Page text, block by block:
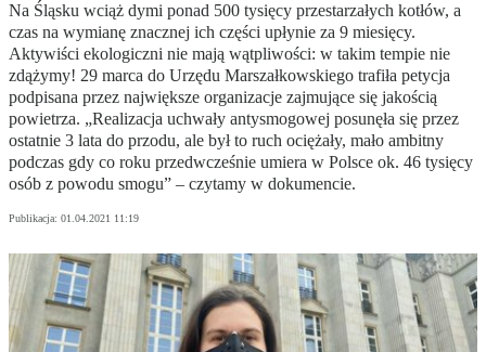
Na Śląsku wciąż dymi ponad 500 tysięcy przestarzałych kotłów, a
czas na wymianę znacznej ich części upłynie za 9 miesięcy.
Aktywiści ekologiczni nie mają wątpliwości: w takim tempie nie
zdążymy! 29 marca do Urzędu Marszałkowskiego trafiła petycja
podpisana przez największe organizacje zajmujące się jakością
powietrza. „Realizacja uchwały antysmogowej posunęła się przez
ostatnie 3 lata do przodu, ale był to ruch ociężały, mało ambitny
podczas gdy co roku przedwcześnie umiera w Polsce ok. 46 tysięcy
osób z powodu smogu” – czytamy w dokumencie.
Publikacja: 01.04.2021 11:19